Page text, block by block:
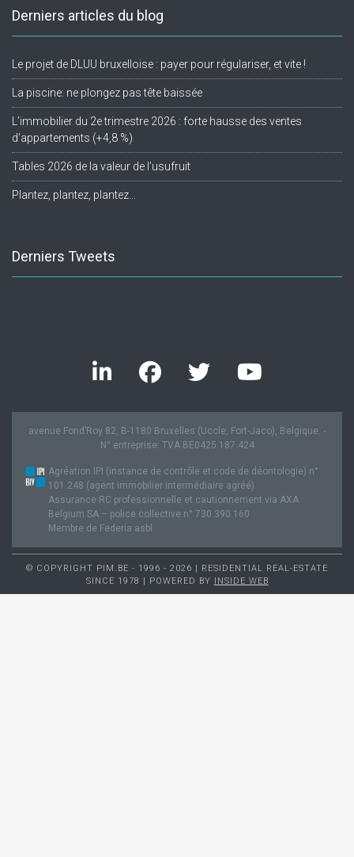
Derniers articles du blog
Le projet de DLUU bruxelloise : payer pour régulariser, et vite !
La piscine: ne plongez pas tête baissée
L’immobilier du 2e trimestre 2026 : forte hausse des ventes
d’appartements (+4,8 %)
Tables 2026 de la valeur de l’usufruit
Plantez, plantez, plantez…
Derniers Tweets
avenue Fond’Roy 82, B-1180 Bruxelles (Uccle, Fort-Jaco), Belgique. -
N° entreprise: TVA BE0425.187.424
Agréation IPI (instance de contrôle et code de déontologie) n°
101.248 (agent immobilier intermédiaire agréé).
Assurance RC professionnelle et cautionnement via AXA
Belgium SA – police collective n° 730.390.160
Membre de Federia asbl
© COPYRIGHT PIM.BE - 1996 - 2026 | RESIDENTIAL REAL-ESTATE
SINCE 1978 | POWERED BY
INSIDE WEB